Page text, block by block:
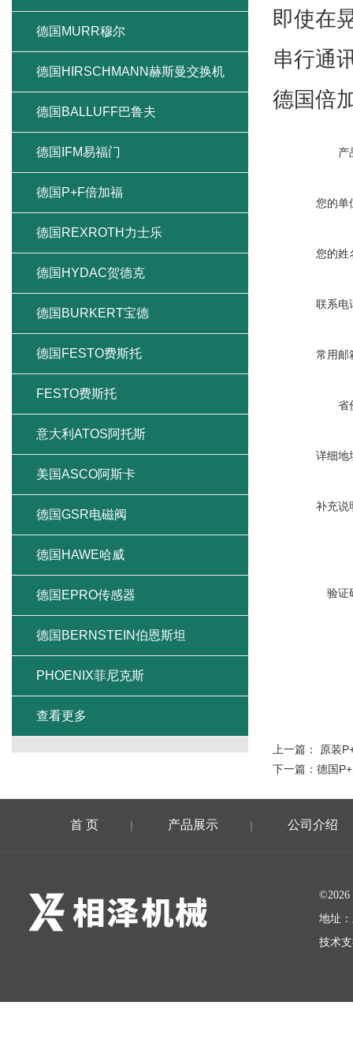
即使在
串行通
德国倍
产
您的单
您的姓
联系电
常用邮
省
详细地
补充说
验证
上一篇：
原装
下一篇： 德国
德国MURR穆尔
德国HIRSCHMANN赫斯曼交换机
德国BALLUFF巴鲁夫
德国IFM易福门
德国P+F倍加福
德国REXROTH力士乐
德国HYDAC贺德克
德国BURKERT宝德
德国FESTO费斯托
FESTO费斯托
意大利ATOS阿托斯
美国ASCO阿斯卡
德国GSR电磁阀
德国HAWE哈威
德国EPRO传感器
德国BERNSTEIN伯恩斯坦
PHOENIX菲尼克斯
查看更多
首 页 | 产品展示 | 公司介绍
地址
技术